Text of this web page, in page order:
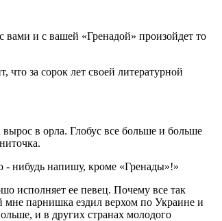
и с вашей «Гренадой» произойдет то
за сорок лет своей литературной
в орла. Глобус все больше и больше
- нибудь напишу, кроме «Гренады»!»
исполняет ее певец. Почему все так
мне парнишка ездил верхом по Украине и
и в других странах молодого